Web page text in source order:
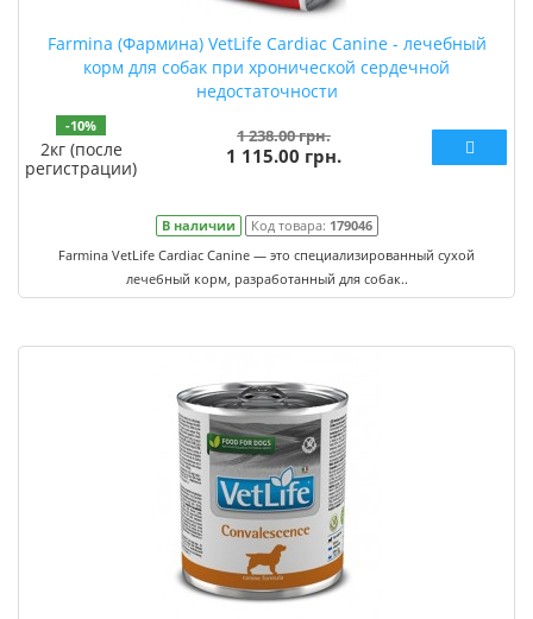
Farmina (Фармина) VetLife Cardiac Canine - лечебный
корм для собак при хронической сердечной
недостаточности
-10%
2кг (после
регистрации)
1 238.00 грн.
1 115.00 грн.
В наличии Код товара: 179046
Farmina VetLife Cardiac Canine — это специализированный сухой
лечебный корм, разработанный для собак..